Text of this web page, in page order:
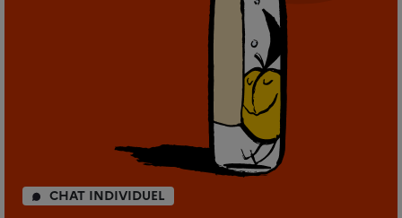
CHAT INDIVIDUEL